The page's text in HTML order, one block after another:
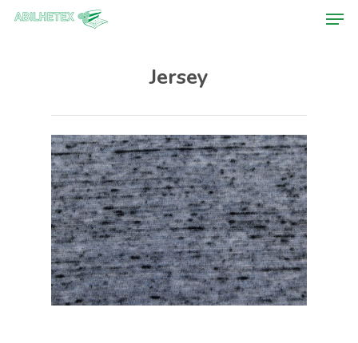
Jersey